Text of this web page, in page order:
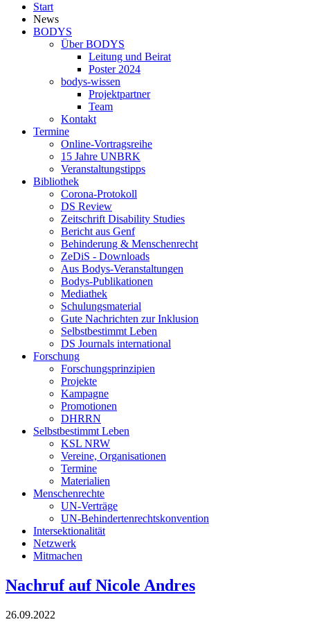
Start
News
BODYS
Über BODYS
Leitung und Beirat
Poster 2024
bodys-wissen
Projektpartner
Team
Kontakt
Termine
Online-Vortragsreihe
15 Jahre UNBRK
Veranstaltungstipps
Bibliothek
Corona-Protokoll
DS Review
Zeitschrift Disability Studies
Bericht aus Genf
Behinderung & Menschenrecht
ZeDiS - Downloads
Aus Bodys-Veranstaltungen
Bodys-Publikationen
Mediathek
Schulungsmaterial
Gute Nachrichten zur Inklusion
Selbstbestimmt Leben
DS Journals international
Forschung
Forschungsprinzipien
Projekte
Kampagne
Promotionen
DHRRN
Selbstbestimmt Leben
KSL NRW
Vereine, Organisationen
Termine
Materialien
Menschenrechte
UN-Verträge
UN-Behindertenrechtskonvention
Intersektionalität
Netzwerk
Mitmachen
Nachruf auf Nicole Andres
26.09.2022